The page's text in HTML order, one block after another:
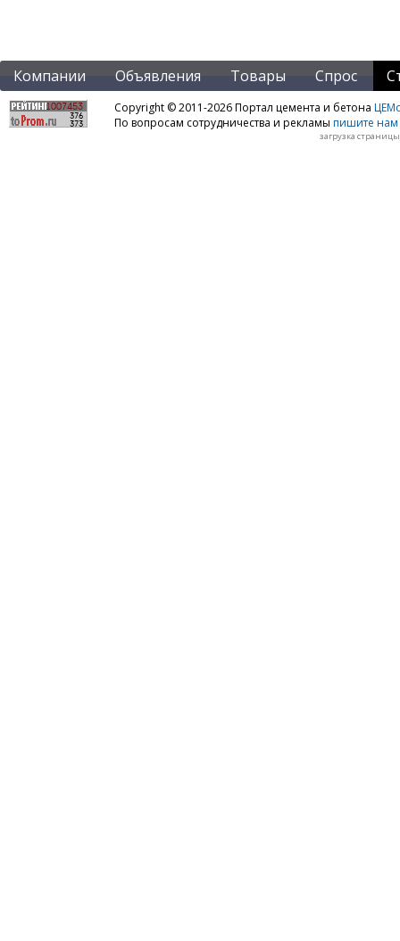
Компании Объявления Товары Спрос
Copyright © 2011-2026 Портал цемента и бетона
По вопросам сотрудничества и рекламы пишите нам
загрузка